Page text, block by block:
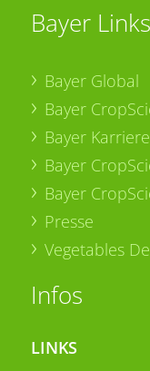
Bayer Links
Bayer Global
Bayer
Bayer Karriere
Bayer
Bayer
Presse
Vegetables
Infos
LINKS